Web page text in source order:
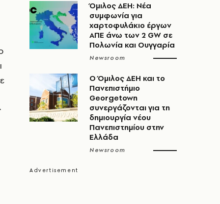
Όμιλος ΔΕΗ: Νέα
συμφωνία για
χαρτοφυλάκιο έργων
ΑΠΕ άνω των 2 GW σε
Πολωνία και Ουγγαρία
Newsroom
Ο Όμιλος ΔΕΗ και το
Πανεπιστήμιο
Georgetown
συνεργάζονται για τη
δημιουργία νέου
Πανεπιστημίου στην
Ελλάδα
Newsroom